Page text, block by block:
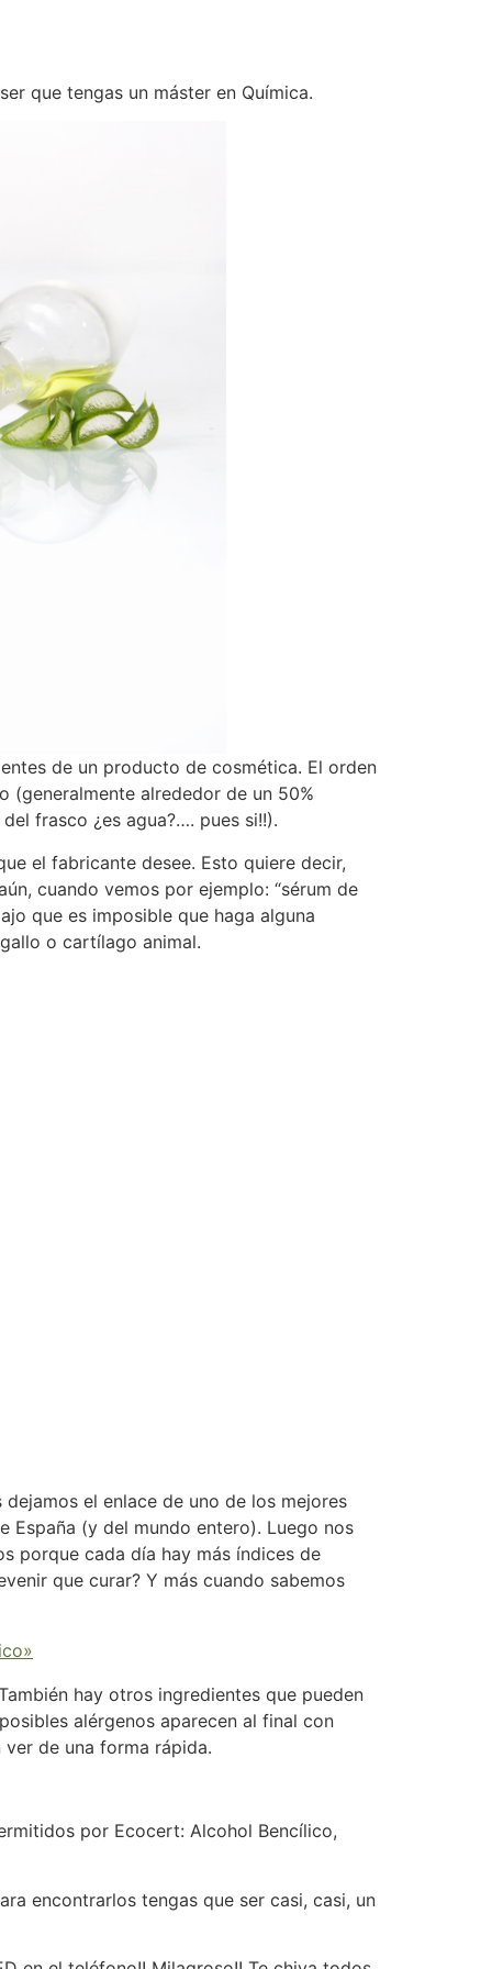
que tengas un máster en Química.
de un producto de cosmética. El orden
(generalmente alrededor de un 50%
frasco ¿es agua?…. pues si!!).
el fabricante desee. Esto quiere decir,
cuando vemos por ejemplo: “sérum de
que es imposible que haga alguna
o cartílago animal.
el enlace de uno de los mejores
(y del mundo entero). Luego nos
porque cada día hay más índices de
que curar? Y más cuando sabemos
hay otros ingredientes que pueden
alérgenos aparecen al final con
de una forma rápida.
por Ecocert: Alcohol Bencílico,
encontrarlos tengas que ser casi, casi, un